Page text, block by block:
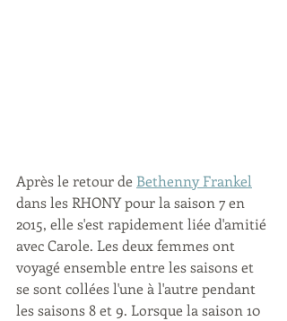
Après le retour de Bethenny Frankel
dans les RHONY pour la saison 7 en
2015, elle s'est rapidement liée d'amitié
avec Carole. Les deux femmes ont
voyagé ensemble entre les saisons et
se sont collées l'une à l'autre pendant
les saisons 8 et 9. Lorsque la saison 10